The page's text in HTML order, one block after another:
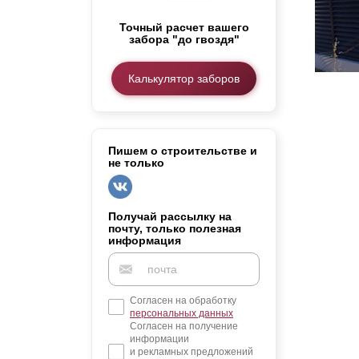
Элитные заборы для коттеджей
Забор на участок 10 соток
Заборы и ограждения для дома
Точный расчет вашего
забора "до гвоздя"
Калькулятор заборов
Пишем о строительстве и
не только
Получай рассылку на
почту, только полезная
информация
Согласен на обработку
персональных данных
Согласен на получение
информации
и рекламных предложений